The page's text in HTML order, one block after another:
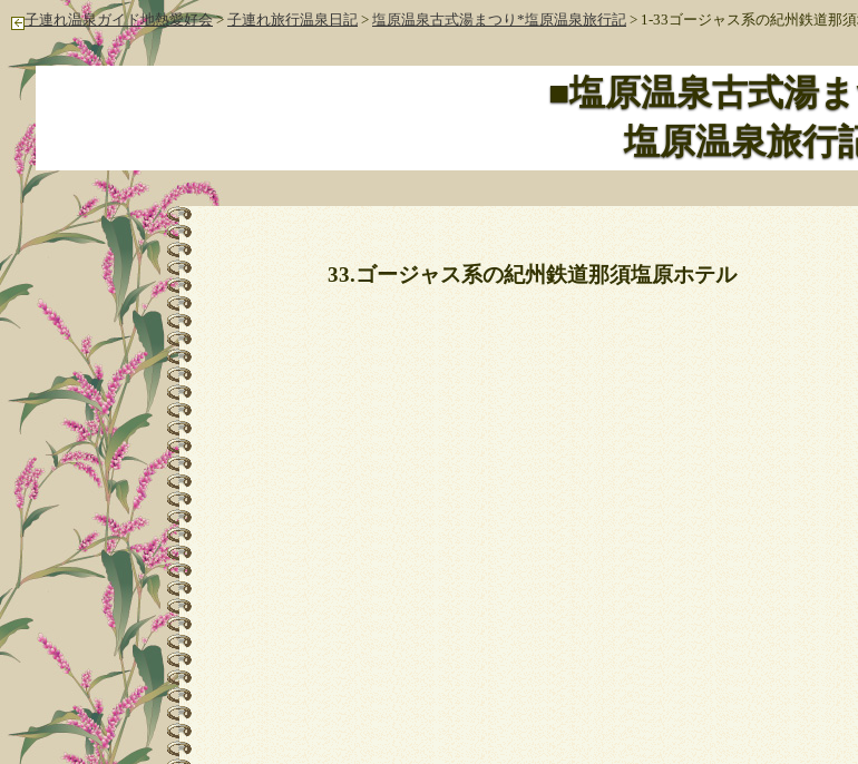
子連れ温泉ガイド地熱愛好会> 子連れ旅行温泉日記 > 塩原温泉古式湯まつり*塩原温泉旅行記 > 1-33ゴージャス系の紀州鉄道那
■塩原温泉古式湯
塩原温泉旅行
33.ゴージャス系の紀州鉄道那須塩原ホテル